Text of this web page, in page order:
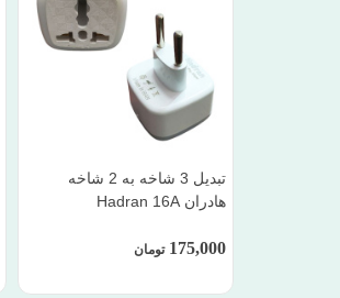
تبدیل 3 شاخه به 2 شاخه
هادران Hadran 16A
175,000 تومان